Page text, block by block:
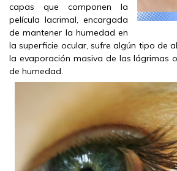
capas que componen la
película lacrimal, encargada
de mantener la humedad en
la superficie ocular, sufre algún tipo de
la evaporación masiva de las lágrimas
de humedad.